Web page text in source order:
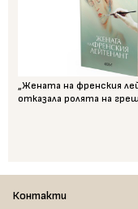
„Жената на френския
отказала ролята на
Контакти